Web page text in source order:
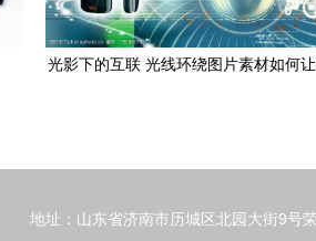
光影下的互联 光线环绕图片素材如何
地址：山东省济南市历城区北园大街9号